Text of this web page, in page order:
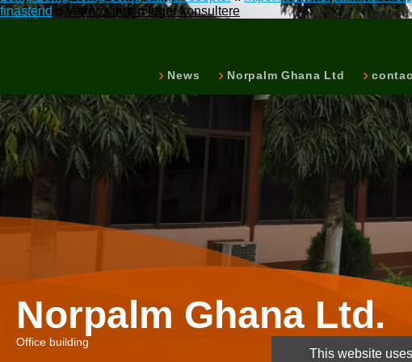
finasterid :: Vermox ingen leger konsultere
News Norpalm Ghana Ltd
Norpalm Ghana Ltd.
Office building
This website